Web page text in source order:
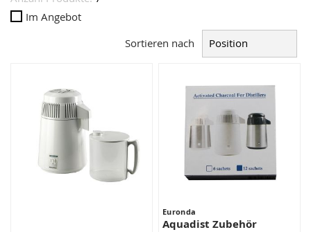
Im Angebot
Sortieren nach
Euronda
Aquadist Zubehör